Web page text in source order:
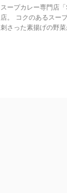
スープカレー専門店
店。 コクのあるスー
刺さった素揚げの野